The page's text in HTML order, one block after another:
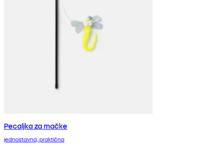
Pecaljka za mačke
jednostavna, praktična